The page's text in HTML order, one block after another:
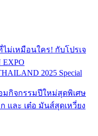
ม่เหมือนใคร! กับโปรเจ
2025 Special
มกิจกรรมปีใหม่สุดพิเศษ
และ เต๋อ มันส์สุดเหวี่ยง